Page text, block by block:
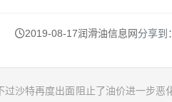
2019-08-17润滑油信息网分享到：
沙特再度出面阻止了油价进一步